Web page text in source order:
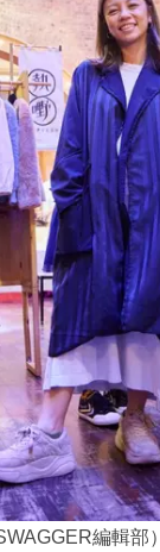
編輯部）